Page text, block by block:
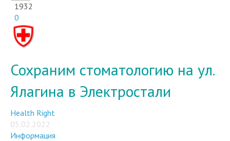
1932
0
Сохраним стоматологию на ул.
Ялагина в Электростали
Health Right
05.02.2022
Информация